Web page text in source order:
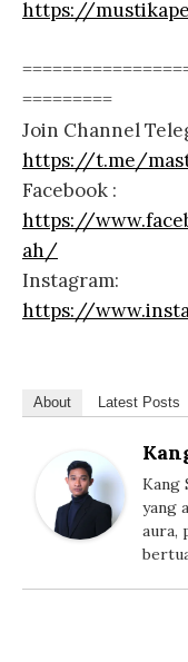
https://
=========
Join Channel
https://t.me/
Facebook :
https://
ah/
Instagram:
https://
About Latest Posts
Kang
yang
aura,